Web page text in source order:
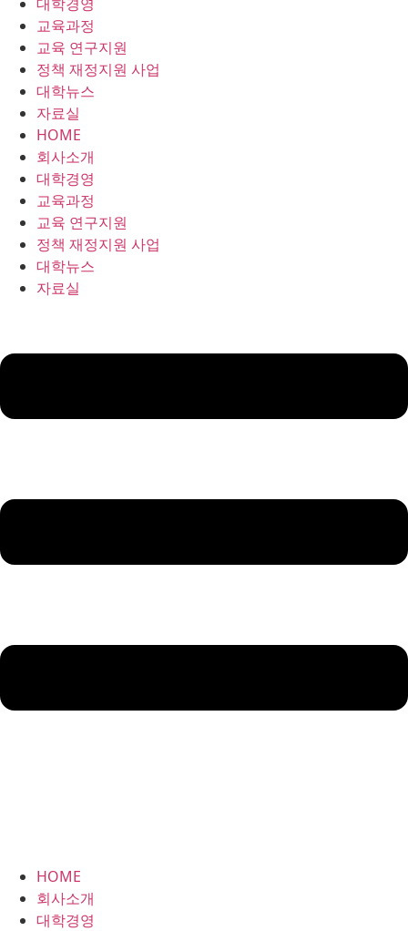
교육과정
교육 연구지원
정책 재정지원 사업
대학뉴스
자료실
HOME
회사소개
대학경영
교육과정
교육 연구지원
정책 재정지원 사업
대학뉴스
자료실
HOME
회사소개
대학경영